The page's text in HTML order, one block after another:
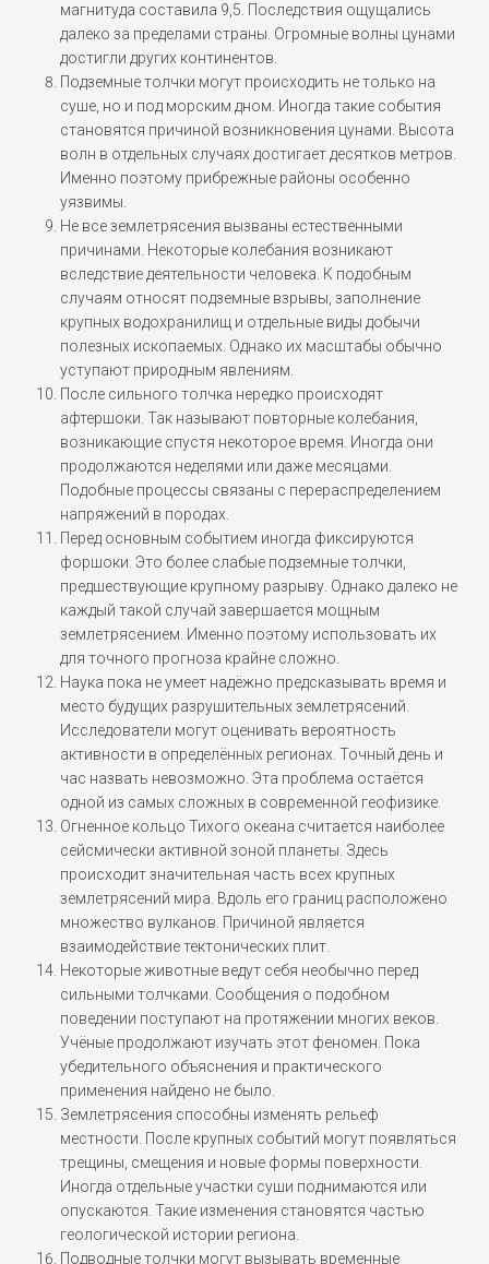
магнитуда составила 9,5. Последствия ощущались
далеко за пределами страны. Огромные волны цунами
достигли других континентов.
Подземные толчки могут происходить не только на
суше, но и под морским дном. Иногда такие события
становятся причиной возникновения цунами. Высота
волн в отдельных случаях достигает десятков метров.
Именно поэтому прибрежные районы особенно
уязвимы.
Не все землетрясения вызваны естественными
причинами. Некоторые колебания возникают
вследствие деятельности человека. К подобным
случаям относят подземные взрывы, заполнение
крупных водохранилищ и отдельные виды добычи
полезных ископаемых. Однако их масштабы обычно
уступают природным явлениям.
После сильного толчка нередко происходят
афтершоки. Так называют повторные колебания,
возникающие спустя некоторое время. Иногда они
продолжаются неделями или даже месяцами.
Подобные процессы связаны с перераспределением
напряжений в породах.
Перед основным событием иногда фиксируются
форшоки. Это более слабые подземные толчки,
предшествующие крупному разрыву. Однако далеко не
каждый такой случай завершается мощным
землетрясением. Именно поэтому использовать их
для точного прогноза крайне сложно.
Наука пока не умеет надёжно предсказывать время и
место будущих разрушительных землетрясений.
Исследователи могут оценивать вероятность
активности в определённых регионах. Точный день и
час назвать невозможно. Эта проблема остаётся
одной из самых сложных в современной геофизике.
Огненное кольцо Тихого океана считается наиболее
сейсмически активной зоной планеты. Здесь
происходит значительная часть всех крупных
землетрясений мира. Вдоль его границ расположено
множество вулканов. Причиной является
взаимодействие тектонических плит.
Некоторые животные ведут себя необычно перед
сильными толчками. Сообщения о подобном
поведении поступают на протяжении многих веков.
Учёные продолжают изучать этот феномен. Пока
убедительного объяснения и практического
применения найдено не было.
Землетрясения способны изменять рельеф
местности. После крупных событий могут появляться
трещины, смещения и новые формы поверхности.
Иногда отдельные участки суши поднимаются или
опускаются. Такие изменения становятся частью
геологической истории региона.
Подводные толчки могут вызывать временные